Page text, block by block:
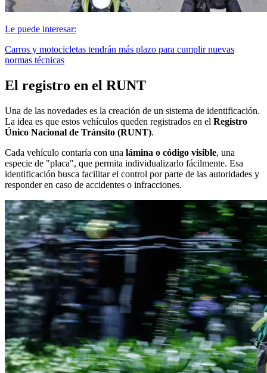
Le puede interesar:
Carros y motocicletas tendrán más plazo para cumplir nuevas
normas técnicas
El registro en el RUNT
Una de las novedades es la creación de un sistema de identificación.
La idea es que estos vehículos queden registrados en el Registro
Único Nacional de Tránsito (RUNT).
Cada vehículo contaría con una lámina o código visible, una
especie de "placa", que permita individualizarlo fácilmente. Esa
identificación busca facilitar el control por parte de las autoridades y
responder en caso de accidentes o infracciones.